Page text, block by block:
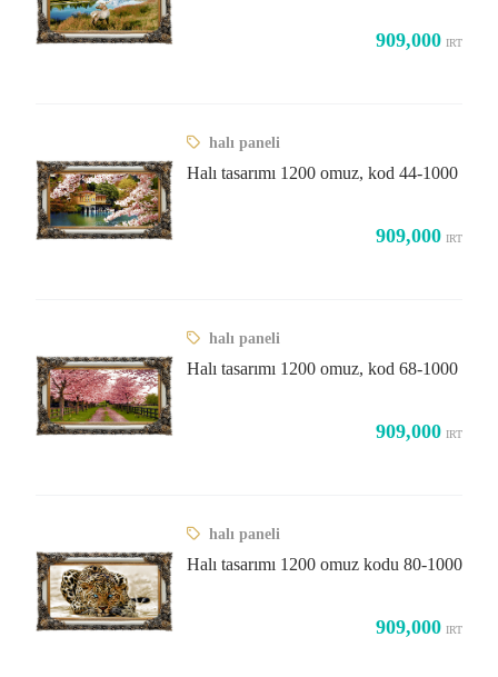
909,000 IRT
halı paneli
Halı tasarımı 1200 omuz, kod 44-1000
909,000 IRT
halı paneli
Halı tasarımı 1200 omuz, kod 68-1000
909,000 IRT
halı paneli
Halı tasarımı 1200 omuz kodu 80-1000
909,000 IRT